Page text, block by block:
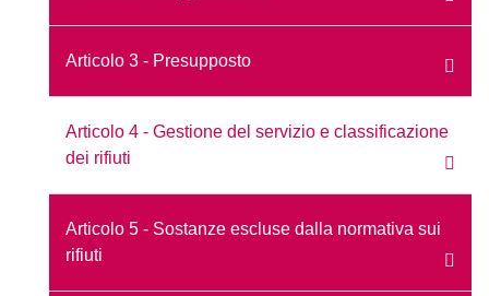
Articolo 3 - Presupposto
Articolo 4 - Gestione del servizio e classificazione
dei rifiuti
Articolo 5 - Sostanze escluse dalla normativa sui
rifiuti